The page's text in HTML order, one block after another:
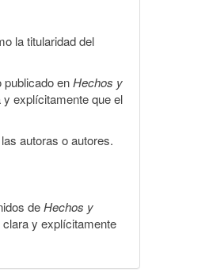
la titularidad del
enHechos y
explícitamente que el
autoras o autores.
deHechos y
y explícitamente